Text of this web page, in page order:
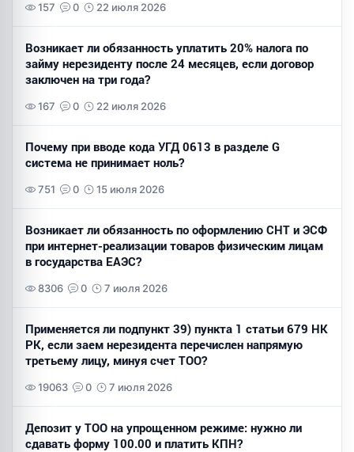
157 0 22 июля 2026
Возникает ли обязанность уплатить 20% налога по
займу нерезиденту после 24 месяцев, если договор
заключен на три года?
167 0 22 июля 2026
Почему при вводе кода УГД 0613 в разделе G
система не принимает ноль?
751 0 15 июля 2026
Возникает ли обязанность по оформлению СНТ и ЭСФ
при интернет-реализации товаров физическим лицам
в государства ЕАЭС?
8306 0 7 июля 2026
Применяется ли подпункт 39) пункта 1 статьи 679 НК
РК, если заем нерезидента перечислен напрямую
третьему лицу, минуя счет ТОО?
19063 0 7 июля 2026
Депозит у ТОО на упрощенном режиме: нужно ли
сдавать форму 100.00 и платить КПН?